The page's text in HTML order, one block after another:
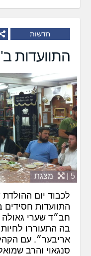
חדשות
התוועדות
5 | מצגת
לכבוד יום
התוועדות חסידים
חב״ד שערי
בה התעוררו
אריבער״. עם
סנגאוי והרב